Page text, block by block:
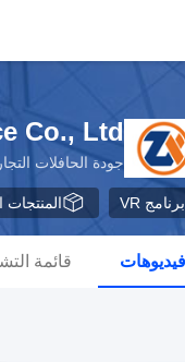
Co., Ltd.
جودة الحافلات
برنامج VR المنتجات
فيديوهات قائمة